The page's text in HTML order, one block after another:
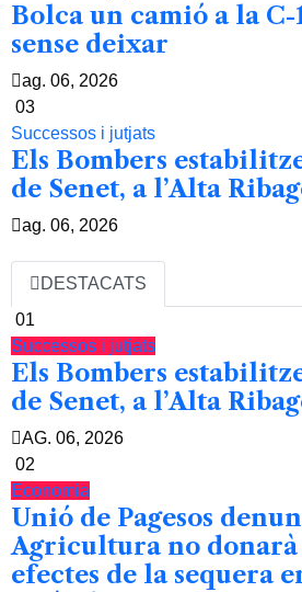
Bolca un camió a la C-
sense deixar
ag. 06, 2026
03
Successos i jutjats
Els Bombers
de Senet, a l’Alta
ag. 06, 2026
DESTACATS
01
Successos i jutjats
Els Bombers
de Senet, a l’Alta
AG. 06, 2026
02
Economia
Unió de Pagesos
Agricultura no donarà
efectes de la sequera